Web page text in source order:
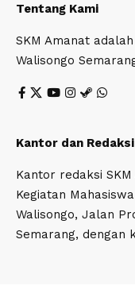
Tentang Kami
SKM Amanat
Walisongo
Kantor dan Redaksi
Kantor redaksi
Kegiatan
Walisongo, Jalan
Semarang, dengan